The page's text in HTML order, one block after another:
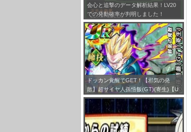
会心と追撃のデータ解析結果！LV20
での発動確率が判明しました！
ドッカン覚醒でGET！【邪気の発
散】超サイヤ人孫悟飯(GT)(寄生)【U
R】のLV最大ステータスが判明しまし